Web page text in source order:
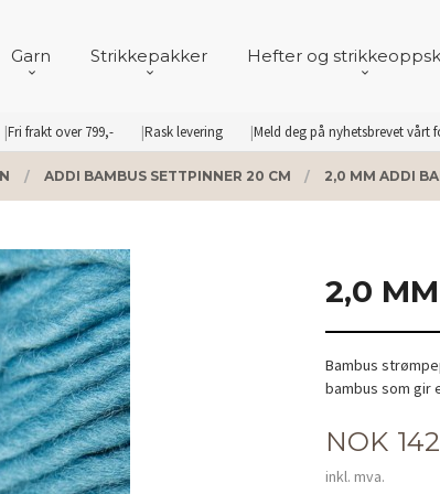
Fri frakt over 799,- Rask levering Meld deg på nyhetsbrevet vårt
Garn Strikkepakker Hefter og
ADDI BAMBUS SETTPINNER 20 CM 2,0 MM ADDI
2,0
Bambus
bambus som gir
Pris
NOK
inkl. mva.